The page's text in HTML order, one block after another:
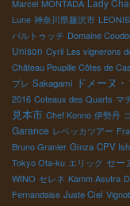
Marcel MONTADA Lady
Lune 神奈川県藤沢市 LEONIS
バルトゥッチ Domaine
Unison Cyril Les vignerons
Château Poupille Côtes de
プレ Sakagami ドメーヌ
2016 Coteaux des Quarts マ
見本市 Chef Konno 伊勢丹
Garance レベッカツアー
Bruno Granier Ginza CPV
Tokyo Ota-ku エリック セー
WINO セレネ Kamm Asutra
Fernandaise Juste Ciel